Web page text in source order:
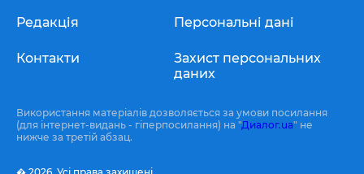
Редакція
Контакти
Персональні дані
Захист персональних
даних
Використання матеріалів дозволяється за умови посилання
(для інтернет-видань - гіперпосилання) на "Диалог.ua" не
нижче за третій абзац.